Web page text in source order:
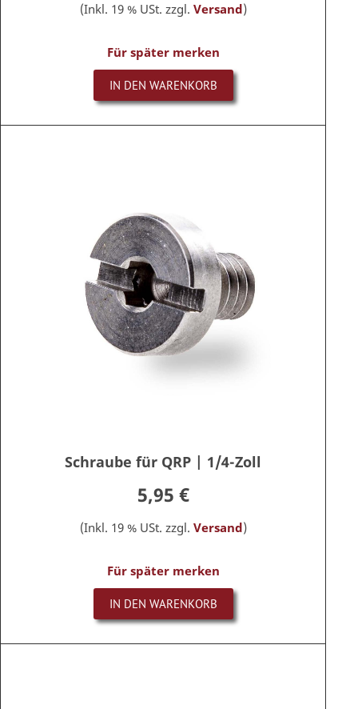
(Inkl. 19 % USt. zzgl. Versand)
Für später merken
IN DEN WARENKORB
Schraube für QRP | 1/4-Zoll
5,95 €
(Inkl. 19 % USt. zzgl. Versand)
Für später merken
IN DEN WARENKORB